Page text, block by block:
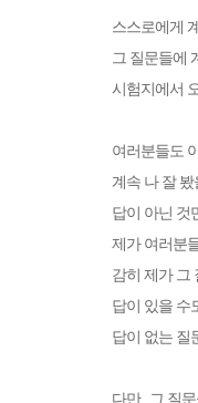
스스로에게
그 질문들에
시험지에서
여러분들도
계속 나 잘 봤
답이 아닌 것
제가 여러분
감히 제가 그
답이 있을 수
답이 없는 질
다만, 그 질